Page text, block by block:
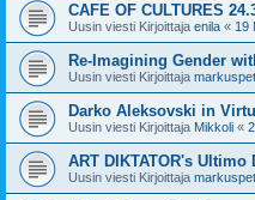
CAFE OF CULTURES
Uusin viesti Kirjoittaja enila « 19
Re-Imagining Gender
Uusin viesti Kirjoittaja
Darko Aleksovski in
Uusin viesti Kirjoittaja Mikkoli «
ART DIKTATOR's
Uusin viesti Kirjoittaja